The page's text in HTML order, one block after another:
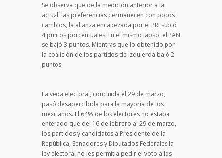
Se observa que de la medición anterior a la
actual, las preferencias permanecen con pocos
cambios, la alianza encabezada por el PRI subió
4 puntos porcentuales. En el mismo lapso, el PAN
se bajó 3 puntos. Mientras que lo obtenido por
la coalición de los partidos de izquierda bajó 2
puntos.
La veda electoral, concluida el 29 de marzo,
pasó desapercibida para la mayoría de los
mexicanos. El 64% de los electores no estaba
enterado que del 16 de febrero al 29 de marzo,
los partidos y candidatos a Presidente de la
República, Senadores y Diputados Federales la
ley electoral no les permitía pedir el voto a los